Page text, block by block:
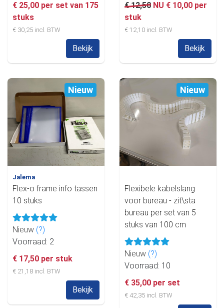
€ 25,00 per set van 175
stuks
€ 30,25 incl. BTW
Bekijk
€ 12,50 NU € 10,00 per
stuk
€ 12,10 incl. BTW
Bekijk
Nieuw
Jalema
Flex-o frame info tassen
10 stuks
Nieuw (?)
Voorraad: 2
€ 17,50 per stuk
€ 21,18 incl. BTW
Bekijk
Nieuw
Flexibele kabelslang
voor bureau - zit\sta
bureau per set van 5
stuks van 100 cm
Nieuw (?)
Voorraad: 10
€ 35,00 per set
€ 42,35 incl. BTW